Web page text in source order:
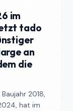
im
tado
an
die
2018,
hat im